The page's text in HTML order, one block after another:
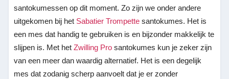
santokumessen op dit moment. Zo zijn we onder andere
uitgekomen bij het Sabatier Trompette santokumes. Het is
een mes dat handig te gebruiken is en bijzonder makkelijk te
slijpen is. Met hetZwilling Pro santokumes kun je zeker zijn
van een meer dan waardig alternatief. Het is een degelijk
mes dat zodanig scherp aanvoelt dat je er zonder